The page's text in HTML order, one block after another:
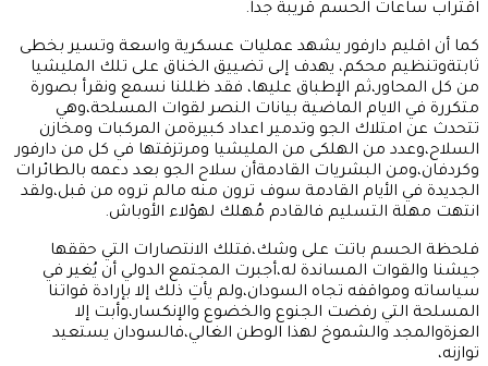
اقتراب ساعات الحسم قريبة جداً.
كما أن اقليم دارفور يشهد عمليات عسكرية واسعة وتسير بخطى
ثابتةوتنظيم محكم، يهدف إلى تضييق الخناق على تلك المليشيا
من كل المحاور،ثم الإطباق عليها، فقد ظللنا نسمع ونقرأ بصورة
متكررة في الايام الماضية بيانات النصر لقوات المسلحة،وهي
تتحدث عن امتلاك الجو وتدمير اعداد كبيرةمن المركبات ومخازن
السلاح،وعدد من الهلكى من المليشيا ومرتزقتها في كل من دارفور
وكردفان،ومن البشريات القادمةأن سلاح الجو بعد دعمه بالطائرات
الجديدة في الأيام القادمة سوف ترون منه مالم تروه من قبل،ولقد
انتهت مهلة التسليم فالقادم مُهلك لهؤلاء الأوباش.
فلحظة الحسم باتت على وشك،فتلك الانتصارات التي حققها
جيشنا والقوات المساندة له،أجبرت المجتمع الدولي أن يُغير في
سياساته ومواقفه تجاه السودان،ولم يأتِ ذلك إلا بإرادة قواتنا
المسلحة التي رفضت الجنوع والخضوع والإنكسار،وأبت إلا
العزةوالمجد والشموخ لهذا الوطن الغالي،فالسودان يستعيد
توازنه،